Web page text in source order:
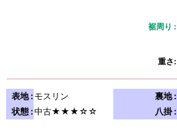
裾周り :
重さ:
表地 :モスリン 裏地 :
状態 :中古★★★☆☆ 八掛 :